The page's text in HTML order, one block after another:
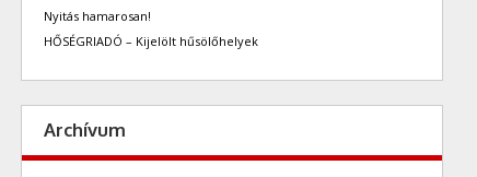
Nyitás hamarosan!
HŐSÉGRIADÓ – Kijelölt hűsölőhelyek
Archívum